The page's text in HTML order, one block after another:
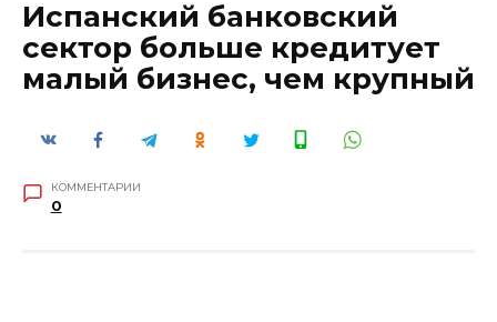
Испанский банковский
сектор больше кредитует
малый бизнес, чем крупный
КОММЕНТАРИИ
0